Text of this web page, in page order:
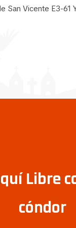
San Vicente E3-61
Libre
cóndor